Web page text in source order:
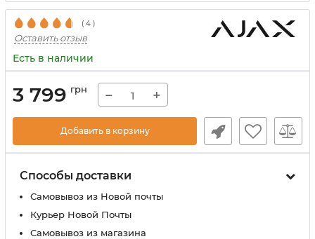
( 4 )
Оставить отзыв
Есть в наличии
3 799 грн − +
Добавить в корзину
Способы доставки
Самовывоз из Новой почты
Курьер Новой Почты
Самовывоз из магазина